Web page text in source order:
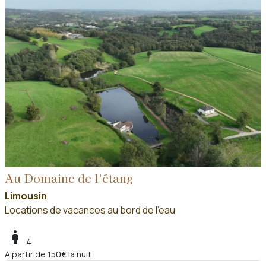
Au Domaine de l'étang
Limousin
Locations de vacances au bord de l'eau
boy
4
A partir de 150€ la nuit